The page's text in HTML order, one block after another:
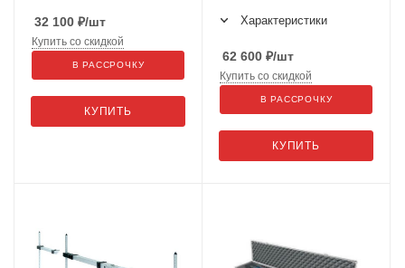
32 100 ₽/шт
КУПИТЬ
Купить со скидкой
В РАССРОЧКУ
Характеристики
62 600 ₽/шт
КУПИТЬ
Купить со скидкой
В РАССРОЧКУ